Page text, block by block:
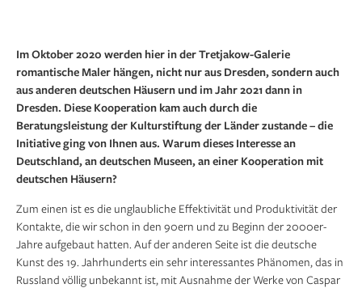
Im Oktober 2020 werden hier in der Tretjakow-Galerie
romantische Maler hängen, nicht nur aus Dresden, sondern auch
aus anderen deutschen Häusern und im Jahr 2021 dann in
Dresden. Diese Kooperation kam auch durch die
Beratungsleistung der Kulturstiftung der Länder zustande – die
Initiative ging von Ihnen aus. Warum dieses Interesse an
Deutschland, an deutschen Museen, an einer Kooperation mit
deutschen Häusern?
Zum einen ist es die unglaubliche Effektivität und Produktivität der
Kontakte, die wir schon in den 90ern und zu Beginn der 2000er-
Jahre aufgebaut hatten. Auf der anderen Seite ist die deutsche
Kunst des 19. Jahrhunderts ein sehr interessantes Phänomen, das in
Russland völlig unbekannt ist, mit Ausnahme der Werke von Caspar